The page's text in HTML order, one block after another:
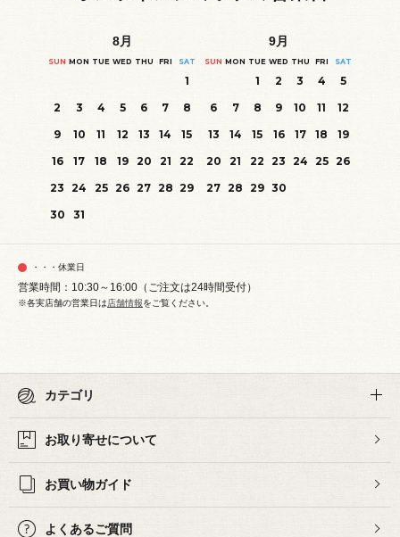
8月
SUN MON TUE WED THU FRI SAT
1
2
3 4 5 6 7
8
9
10 11 12 13 14
15
16
17 18 19 20 21
22
23 24 25 26 27 28 29
30
31
9月
SUN MON TUE WED THU FRI SAT
1 2 3 4
5
6
7 8 9 10 11
12
13
14 15 16 17 18
19
20
21 22 23 24 25 26
27 28 29 30
・・・休業日
営業時間：10:30～16:00（ご注文は24時間受付）
※各実店舗の営業日は店舗情報をご覧ください。
カテゴリ
お取り寄せについて
お買い物ガイド
よくあるご質問